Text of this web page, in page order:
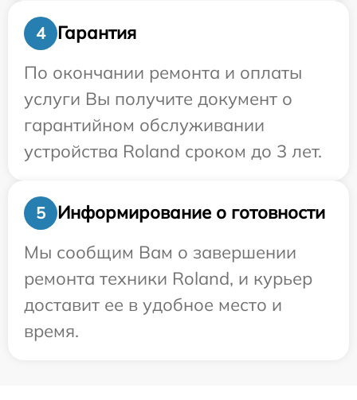
4
Гарантия
По окончании ремонта и оплаты
услуги Вы получите документ о
гарантийном обслуживании
устройства Roland сроком до 3 лет.
5
Информирование о готовности
Мы сообщим Вам о завершении
ремонта техники Roland, и курьер
доставит ее в удобное место и
время.